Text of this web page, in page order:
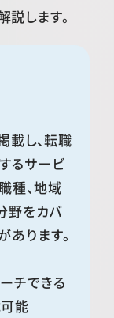
説します。
載し、転職
るサービ
種、地域
野をカバ
ります。
チできる
能